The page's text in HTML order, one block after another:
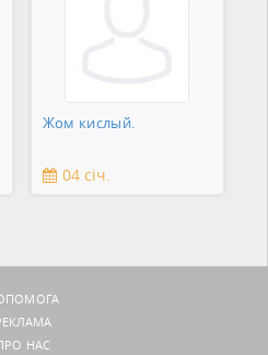
Жом кислый.
04 січ.
НАС